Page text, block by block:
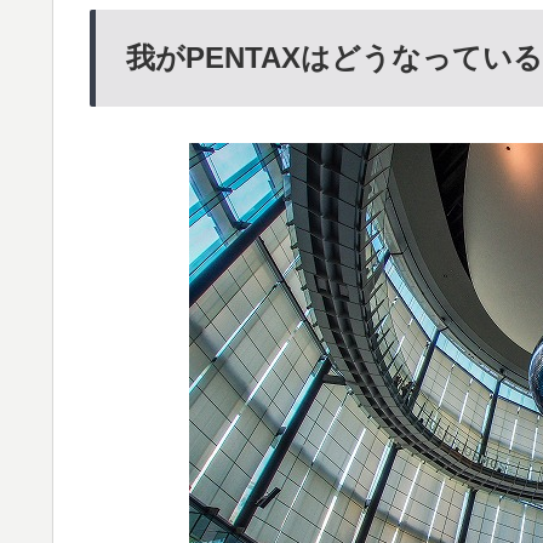
我がPENTAXはどうなってい